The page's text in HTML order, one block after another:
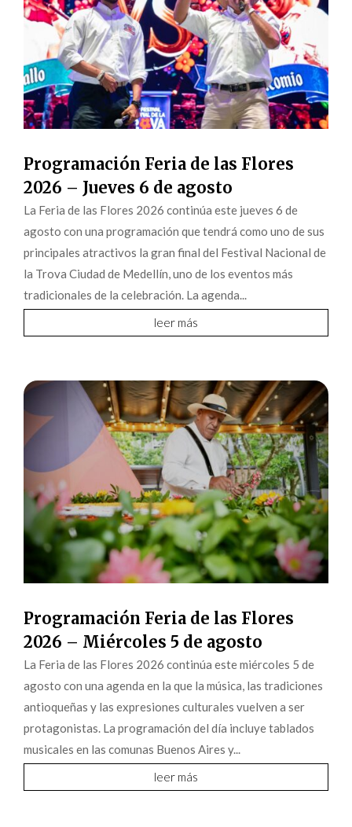
Programación Feria de las Flores
2026 – Jueves 6 de agosto
La Feria de las Flores 2026 continúa este jueves 6 de
agosto con una programación que tendrá como uno de sus
principales atractivos la gran final del Festival Nacional de
la Trova Ciudad de Medellín, uno de los eventos más
tradicionales de la celebración. La agenda...
leer más
Programación Feria de las Flores
2026 – Miércoles 5 de agosto
La Feria de las Flores 2026 continúa este miércoles 5 de
agosto con una agenda en la que la música, las tradiciones
antioqueñas y las expresiones culturales vuelven a ser
protagonistas. La programación del día incluye tablados
musicales en las comunas Buenos Aires y...
leer más